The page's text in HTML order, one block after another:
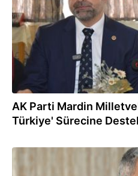
AK Parti Mardin
Türkiye' Sürecine